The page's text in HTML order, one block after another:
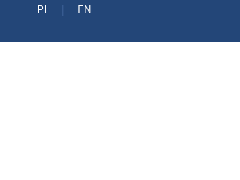
PL EN